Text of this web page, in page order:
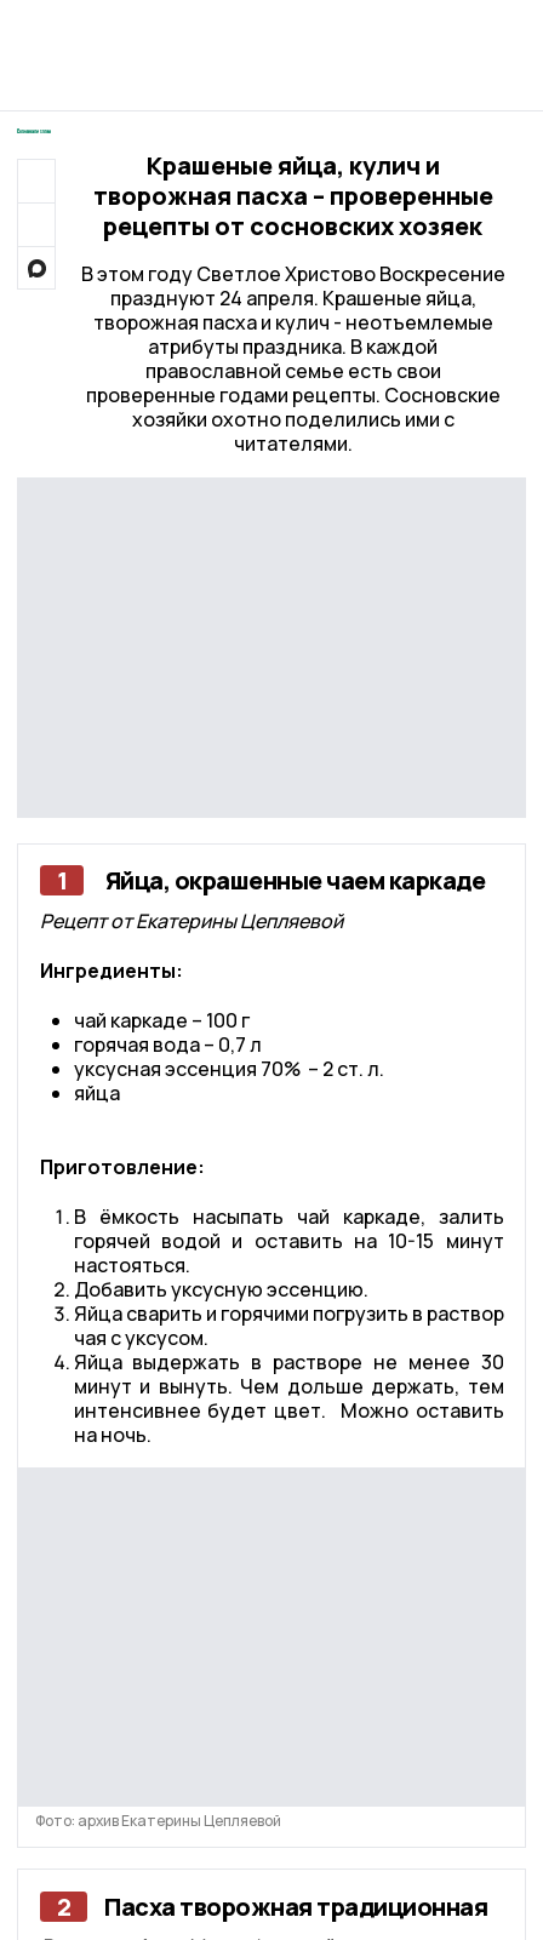
Крашеные яйца, кулич и
творожная пасха – проверенные
рецепты от сосновских хозяек
В этом году Светлое Христово Воскресение
празднуют 24 апреля. Крашеные яйца,
творожная пасха и кулич - неотъемлемые
атрибуты праздника. В каждой
православной семье есть свои
проверенные годами рецепты. Сосновские
хозяйки охотно поделились ими с
читателями.
1 Яйца, окрашенные чаем каркаде
Рецепт от Екатерины Цепляевой
Ингредиенты:
чай каркаде – 100 г
горячая вода – 0,7 л
уксусная эссенция 70% – 2 ст. л.
яйца
Приготовление:
В ёмкость насыпать чай каркаде, залить
горячей водой и оставить на 10-15 минут
настояться.
Добавить уксусную эссенцию.
Яйца сварить и горячими погрузить в раствор
чая с уксусом.
Яйца выдержать в растворе не менее 30
минут и вынуть. Чем дольше держать, тем
интенсивнее будет цвет. Можно оставить
на ночь.
Фото: архив Екатерины Цепляевой
2 Пасха творожная традиционная